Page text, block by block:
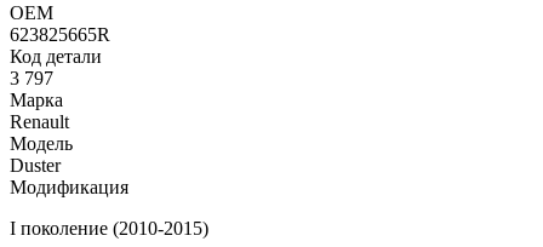
ОЕМ
623825665R
Код детали
3 797
Марка
Renault
Модель
Duster
Модификация
I поколение (2010-2015)